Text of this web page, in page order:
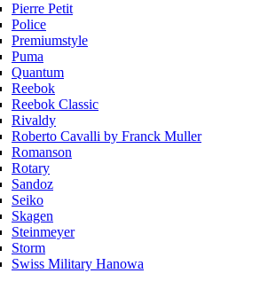
Pierre Petit
Police
Premiumstyle
Puma
Quantum
Reebok
Reebok Classic
Rivaldy
Roberto Cavalli by Franck Muller
Romanson
Rotary
Sandoz
Seiko
Skagen
Steinmeyer
Storm
Swiss Military Hanowa